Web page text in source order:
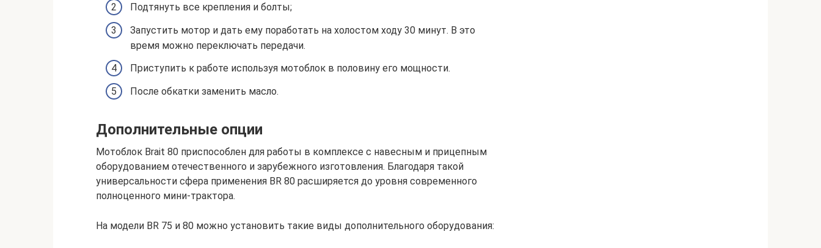
Подтянуть все крепления и болты;
Запустить мотор и дать ему поработать на холостом ходу 30 минут. В это
время можно переключать передачи.
Приступить к работе используя мотоблок в половину его мощности.
После обкатки заменить масло.
Дополнительные опции
Мотоблок Brait 80 приспособлен для работы в комплексе с навесным и прицепным
оборудованием отечественного и зарубежного изготовления. Благодаря такой
универсальности сфера применения BR 80 расширяется до уровня современного
полноценного мини-трактора.
На модели BR 75 и 80 можно установить такие виды дополнительного оборудования: